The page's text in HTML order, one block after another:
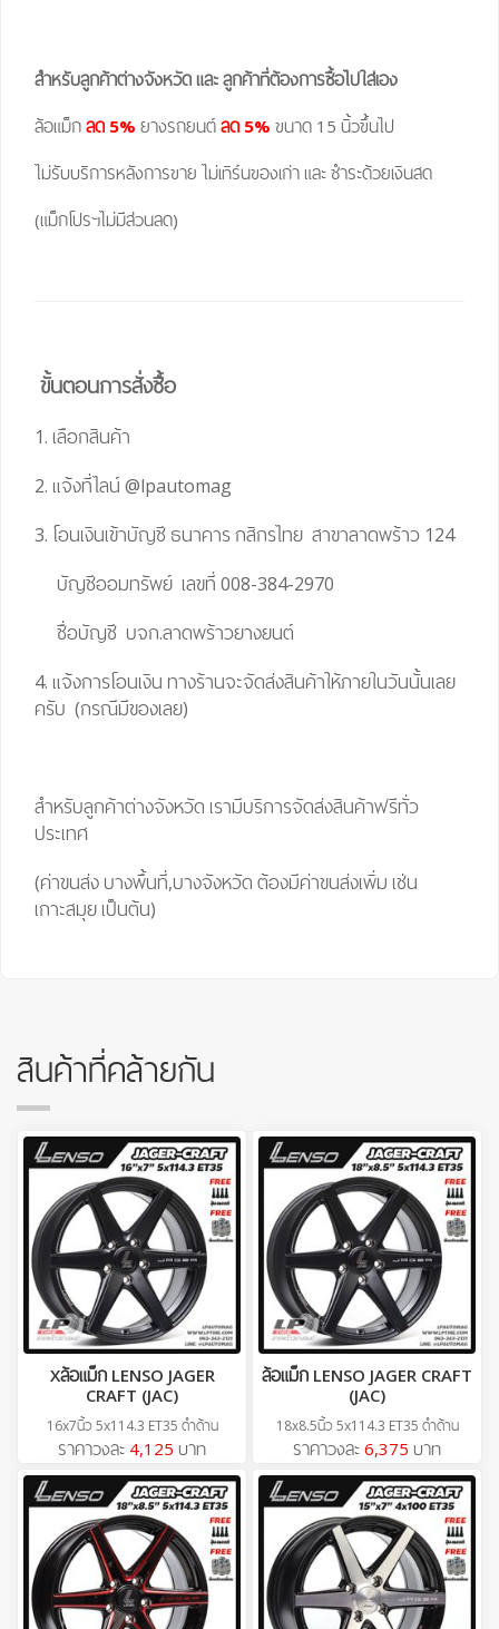
สำหรับลูกค้าต่างจังหวัด และ ลูกค้าที่ต้องการซื้อไปใส่เอง
ล้อแม็ก ลด 5% ยางรถยนต์ ลด 5% ขนาด 15 นิ้วขึ้นไป
ไม่รับบริการหลังการขาย ไม่เทิร์นของเก่า และ ชำระด้วยเงินสด
(แม็กโปรฯไม่มีส่วนลด)
ขั้นตอนการสั่งซื้อ
1. เลือกสินค้า
2. แจ้งที่ไลน์ @lpautomag
3. โอนเงินเข้าบัญชี ธนาคาร กสิกรไทย สาขาลาดพร้าว 124
บัญชีออมทรัพย์ เลขที่ 008-384-2970
ชื่อบัญชี บจก.ลาดพร้าวยางยนต์
4. แจ้งการโอนเงิน ทางร้านจะจัดส่งสินค้าให้ภายในวันนั้นเลย
ครับ (กรณีมีของเลย)
สำหรับลูกค้าต่างจังหวัด เรามีบริการจัดส่งสินค้าฟรีทั่ว
ประเทศ
(ค่าขนส่ง บางพื้นที่,บางจังหวัด ต้องมีค่าขนส่งเพิ่ม เช่น
เกาะสมุย เป็นต้น)
สินค้าที่คล้ายกัน
Xล้อแม็ก LENSO JAGER
CRAFT (JAC)
16x7นิ้ว 5x114.3 ET35 ดำด้าน
ราคาวงละ 4,125 บาท
ล้อแม็ก LENSO JAGER CRAFT
(JAC)
18x8.5นิ้ว 5x114.3 ET35 ดำด้าน
ราคาวงละ 6,375 บาท